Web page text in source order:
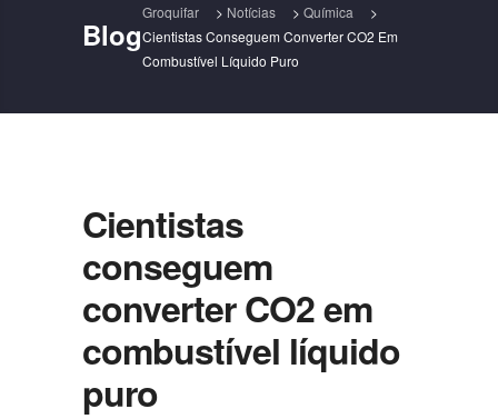
Blog
Groquifar > Notícias > Química
>
Cientistas Conseguem Converter CO2 Em
Combustível Líquido Puro
Cientistas
conseguem
converter CO2 em
combustível líquido
puro